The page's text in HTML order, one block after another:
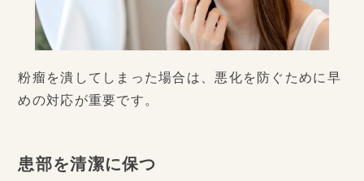
粉瘤を潰してしまった場合は、悪化を防ぐために早
めの対応が重要です。
患部を清潔に保つ